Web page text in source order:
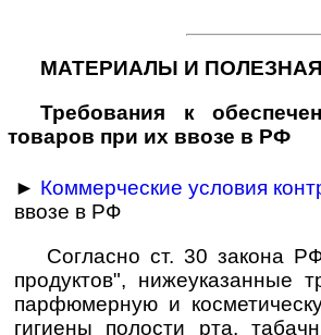
МАТЕРИАЛЫ И
Требования к
товаров при их ввозе в РФ
► Коммерческие условия
ввозе в РФ
Согласно ст. 30 закона
продуктов", нижеуказанные
парфюмерную и
гигиены полости рта,